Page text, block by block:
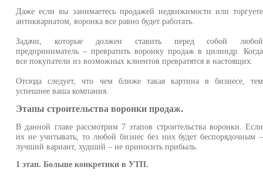
Даже если вы занимаетесь продажей недвижимости или торгуете
антиквариатом, воронка все равно будет работать.
Задачи, которые должен ставить перед собой любой
предприниматель – превратить воронку продаж в цилиндр. Когда
все покупатели из возможных клиентов превратятся в настоящих.
Отсюда следует, что чем ближе такая картина в бизнесе, тем
успешнее ваша компания.
Этапы строительства воронки продаж.
В данной главе рассмотрим 7 этапов строительства воронки. Если
их не учитывать, то любой бизнес без них будет беспорядочным –
лучший вариант, худший – не приносить прибыль.
1 этап. Больше конкретики в УТП.